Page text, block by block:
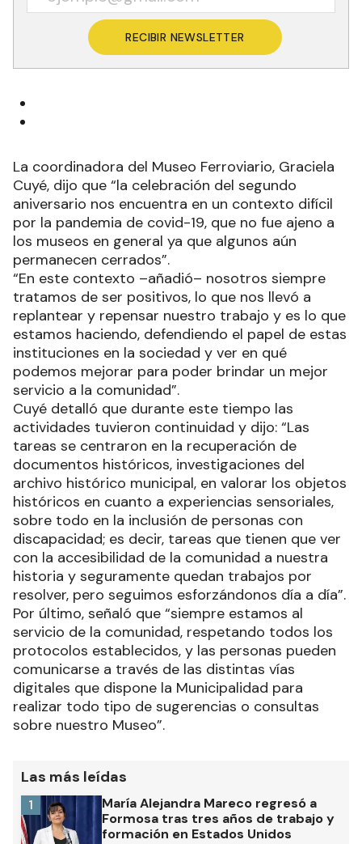
RECIBIR NEWSLETTER
La coordinadora del Museo Ferroviario, Graciela
Cuyé, dijo que “la celebración del segundo
aniversario nos encuentra en un contexto difícil
por la pandemia de covid-19, que no fue ajeno a
los museos en general ya que algunos aún
permanecen cerrados”.
“En este contexto –añadió– nosotros siempre
tratamos de ser positivos, lo que nos llevó a
replantear y repensar nuestro trabajo y es lo que
estamos haciendo, defendiendo el papel de estas
instituciones en la sociedad y ver en qué
podemos mejorar para poder brindar un mejor
servicio a la comunidad”.
Cuyé detalló que durante este tiempo las
actividades tuvieron continuidad y dijo: “Las
tareas se centraron en la recuperación de
documentos históricos, investigaciones del
archivo histórico municipal, en valorar los objetos
históricos en cuanto a experiencias sensoriales,
sobre todo en la inclusión de personas con
discapacidad; es decir, tareas que tienen que ver
con la accesibilidad de la comunidad a nuestra
historia y seguramente quedan trabajos por
resolver, pero seguimos esforzándonos día a día”.
Por último, señaló que “siempre estamos al
servicio de la comunidad, respetando todos los
protocolos establecidos, y las personas pueden
comunicarse a través de las distintas vías
digitales que dispone la Municipalidad para
realizar todo tipo de sugerencias o consultas
sobre nuestro Museo”.
Las más leídas
María Alejandra Mareco regresó a
Formosa tras tres años de trabajo y
formación en Estados Unidos
1